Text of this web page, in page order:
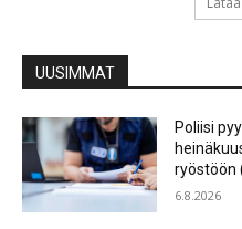
UUSIMMAT
Poliisi
ryöstöön
6.8.2026